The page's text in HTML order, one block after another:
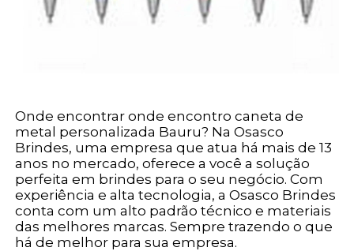
Onde encontrar onde encontro caneta de
metal personalizada Bauru? Na Osasco
Brindes, uma empresa que atua há mais de 13
anos no mercado, oferece a você a solução
perfeita em brindes para o seu negócio. Com
experiência e alta tecnologia, a Osasco Brindes
conta com um alto padrão técnico e materiais
das melhores marcas. Sempre trazendo o que
há de melhor para sua empresa.